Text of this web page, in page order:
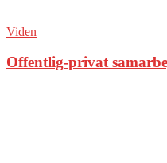
Viden
Offentlig-privat